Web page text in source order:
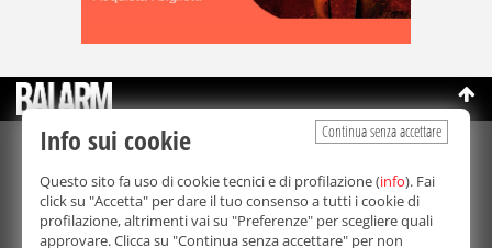
©Copyright 2003-2026
Bmedia Srl- P.IVA 07064240828
La riproduzione totale o parziale di tutti i contenuti, in qualunque
forma, su qualsiasi supporto è proibita.
Balarm.it è una testata giornalistica registrata. Autorizzazione del
Continua senza accettare
Info sui cookie
Questo sito fa uso di cookie tecnici e di profilazione (info). Fai
click su "Accetta" per dare il tuo consenso a tutti i cookie di
profilazione, altrimenti vai su "Preferenze" per scegliere quali
approvare. Clicca su "Continua senza accettare" per non